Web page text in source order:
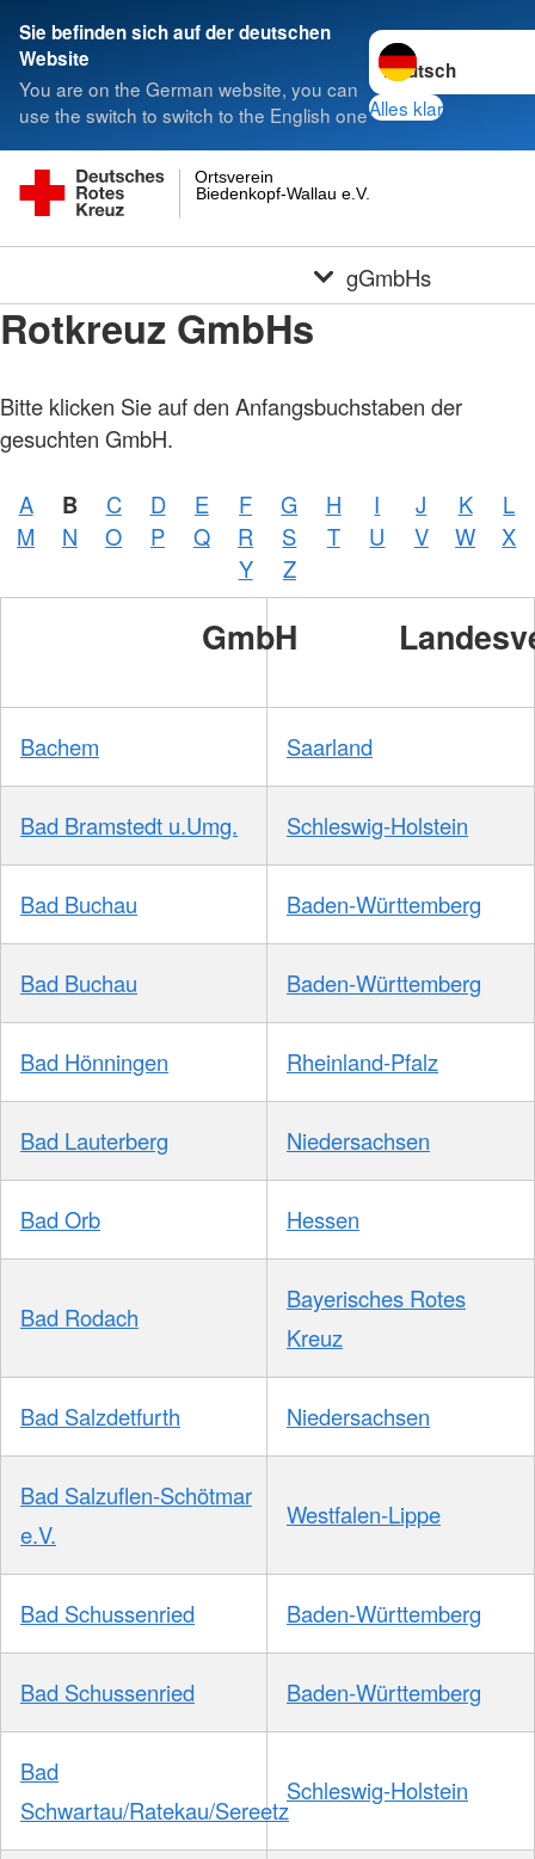
Sie befinden sich auf der deutschen
Website
You are on the German website, you can
use the switch to switch to the English one
Sprache wechseln
Alles klar
Biedenkopf-Wallau e.V.
Ortsverein
gGmbHs
Rotkreuz GmbHs
Bitte klicken Sie auf den Anfangsbuchstaben der
gesuchten GmbH.
A B C D E F G H I J K
L
M
N O P Q R S T U V W
X
Y
Z
GmbH
Bachem Saarland
Bad Bramstedt u.Umg. Schleswig-Holstein
Bad Buchau Baden-Württemberg
Bad Buchau Baden-Württemberg
Bad Hönningen Rheinland-Pfalz
Bad Lauterberg Niedersachsen
Bad Orb Hessen
Bad Rodach
Bayerisches Rotes
Kreuz
Bad Salzdetfurth Niedersachsen
Bad Salzuflen-Schötmar
e.V.
Westfalen-Lippe
Bad Schussenried Baden-Württemberg
Bad Schussenried Baden-Württemberg
Bad
Schwartau/Ratekau/Sereetz
Schleswig-Holstein